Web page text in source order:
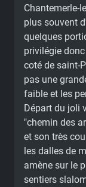
Chantemerle-
plus souvent
quelques
privilégie
coté de saint-
pas une
faible et les
Départ du joli
"chemin des
et son très
les dalles de
amène sur le
sentiers